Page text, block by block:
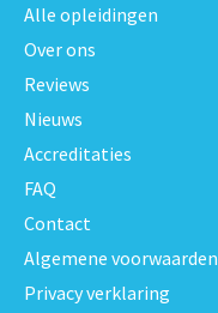
Alle opleidingen
Over ons
Reviews
Nieuws
Accreditaties
FAQ
Contact
Algemene voorwaarden
Privacy verklaring